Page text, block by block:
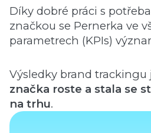
Díky dobré práci s
značkou se Pernerka ve
parametrech (KPIs)
Výsledky brand trackingu
značka roste a stala se
na trhu.